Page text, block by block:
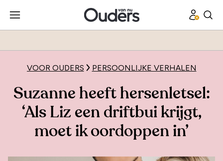
VOOR OUDERS PERSOONLIJKE VERHALEN
Suzanne heeft hersenletsel:
‘Als Liz een driftbui krijgt,
moet ik oordoppen in’